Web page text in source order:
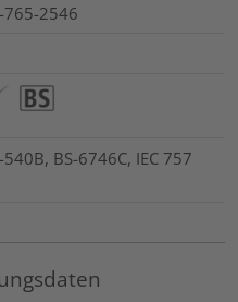
2546
BS-6746C, IEC 757